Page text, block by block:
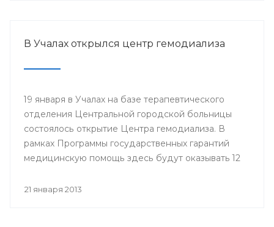
ординаторы, интерны и студенты старших
В Учалах открылся центр гемодиализа
19 января в Учалах на базе терапевтического
отделения Центральной городской больницы
состоялось открытие Центра гемодиализа. В
рамках Программы государственных гарантий
медицинскую помощь здесь будут оказывать 12
недостаточностью.
21 января 2013